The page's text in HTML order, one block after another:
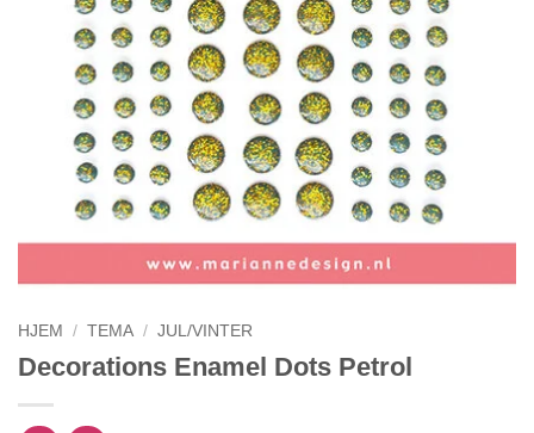
HJEM / TEMA / JUL/VINTER
Decorations Enamel Dots Petrol